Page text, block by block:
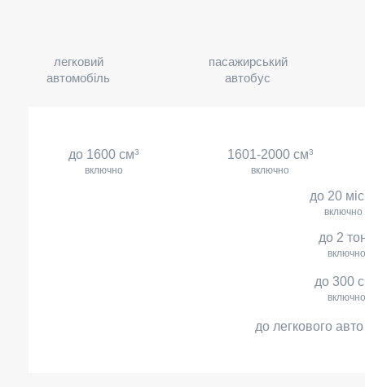
легковий
автомобіль
пасажирський
автобус
до 1600 см3
включно
1601-2000 см3
включно
до 20
включно
до 2
включно
до 300
включно
до легкового авто